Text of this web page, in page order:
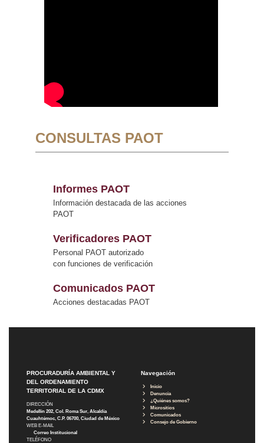
CONSULTAS PAOT
Informes PAOT
Información destacada de las acciones
PAOT
Verificadores PAOT
Personal PAOT autorizado
con funciones de verificación
Comunicados PAOT
Acciones destacadas PAOT
PROCURADURÍA AMBIENTAL Y
DEL ORDENAMIENTO
TERRITORIAL DE LA CDMX
DIRECCIÓN
Medellín 202, Col. Roma Sur, Alcaldía
Cuauhtémoc, C.P. 06700, Ciudad de México
WEB E-MAIL
Correo Institucional
TELÉFONO
Navegación
Inicio
Denuncia
¿Quiénes somos?
Micrositios
Comunicados
Consejo de Gobierno